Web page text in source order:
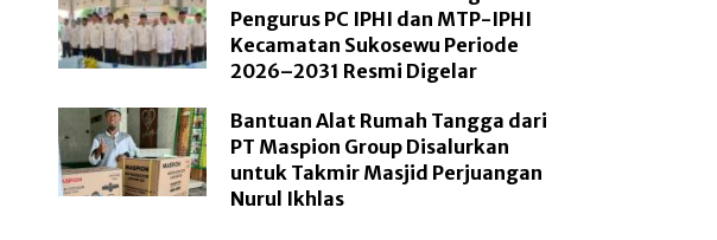
Pengurus PC IPHI dan MTP-IPHI
Kecamatan Sukosewu Periode
2026–2031 Resmi Digelar
Bantuan Alat Rumah Tangga dari
PT Maspion Group Disalurkan
untuk Takmir Masjid Perjuangan
Nurul Ikhlas